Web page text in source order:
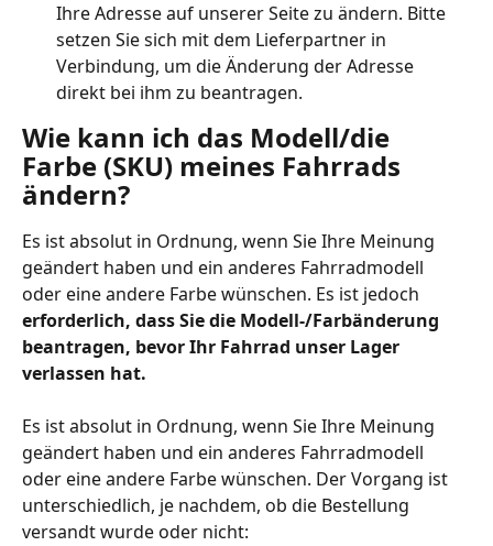
Ihre Adresse auf unserer Seite zu ändern. Bitte
setzen Sie sich mit dem Lieferpartner in
Verbindung, um die Änderung der Adresse
direkt bei ihm zu beantragen.
Wie kann ich das Modell/die
Farbe (SKU) meines Fahrrads
ändern?
Es ist absolut in Ordnung, wenn Sie Ihre Meinung
geändert haben und ein anderes Fahrradmodell
oder eine andere Farbe wünschen. Es ist jedoch
erforderlich, dass Sie die Modell-/Farbänderung
beantragen, bevor Ihr Fahrrad unser Lager
verlassen hat.
Es ist absolut in Ordnung, wenn Sie Ihre Meinung
geändert haben und ein anderes Fahrradmodell
oder eine andere Farbe wünschen. Der Vorgang ist
unterschiedlich, je nachdem, ob die Bestellung
versandt wurde oder nicht: